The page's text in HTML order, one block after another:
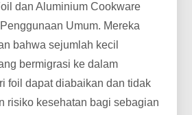
dan Aluminium Cookware
Umum. Mereka
bahwa sejumlah kecil
bermigrasi ke dalam
foil dapat diabaikan dan tidak
risiko kesehatan bagi sebagian